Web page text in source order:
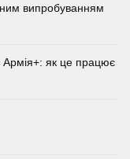
випробуванням
Армія+: як це працює